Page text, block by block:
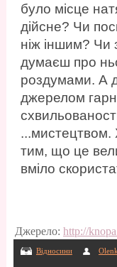
було місце
дійсне? Чи
ніж іншим? Чи
думаєш про
роздумами. А
джерелом
...мистецтвом.
тим, що це
вміло
Джерело: http://
Відносини